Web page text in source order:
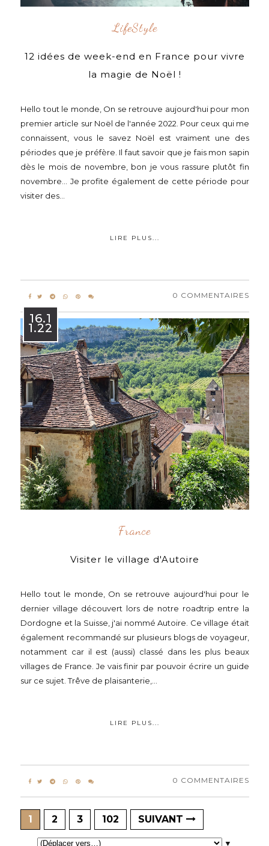
LifeStyle
12 idées de week-end en France pour vivre
la magie de Noël !
Hello tout le monde, On se retrouve aujourd'hui pour mon
premier article sur Noël de l'année 2022. Pour ceux qui me
connaissent, vous le savez Noël est vraiment une des
périodes que je préfère. Il faut savoir que je fais mon sapin
dès le mois de novembre, bon je vous rassure plutôt fin
novembre... Je profite également de cette période pour
visiter des...
LIRE PLUS...
0 COMMENTAIRES
16.1
1.22
France
Visiter le village d'Autoire
Hello tout le monde, On se retrouve aujourd'hui pour le
dernier village découvert lors de notre roadtrip entre la
Dordogne et la Suisse, j'ai nommé Autoire. Ce village était
également recommandé sur plusieurs blogs de voyageur,
notamment car il est (aussi) classé dans les plus beaux
villages de France. Je vais finir par pouvoir écrire un guide
sur ce sujet. Trêve de plaisanterie,...
LIRE PLUS...
0 COMMENTAIRES
1 2 3 102 SUIVANT
▼